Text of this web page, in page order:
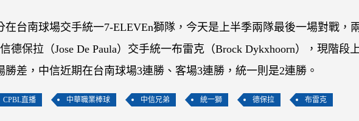
在台南球場交手統一7-ELEVEn獅隊，今天是上半季兩隊最後一場對戰，
德保拉（Jose De Paula）交手統一布雷克（Brock Dykxhoorn），現階段
差，中信近期在台南球場3連勝、客場3連勝，統一則是2連勝。
CPBL直播 中華職業棒球 中信兄弟 統一獅 德保拉 布雷克